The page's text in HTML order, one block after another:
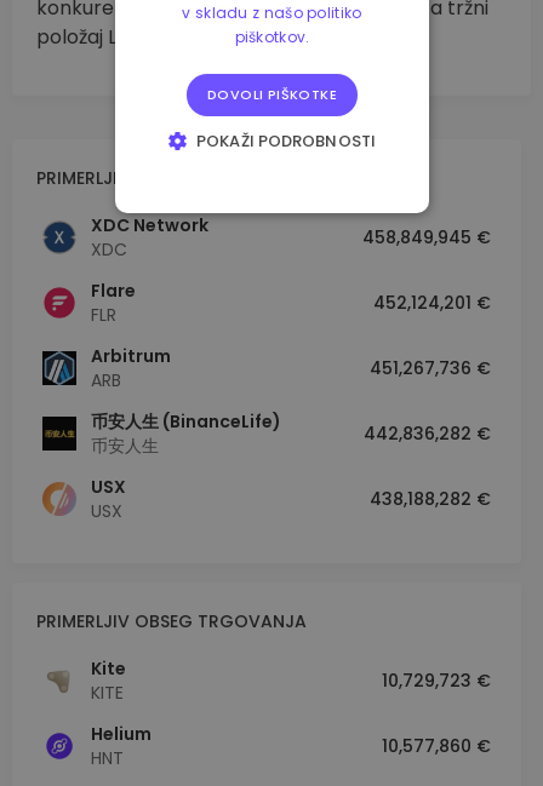
konkurentov lahko predstavlja tveganje za tržni
položaj Linea.
PRIMERLJIVA TRŽNA KAPITALIZACIJA
XDC Network
XDC
458,849,945 €
Flare
FLR
452,124,201 €
Arbitrum
ARB
451,267,736 €
币安人生 (BinanceLife)
币安人生
442,836,282 €
USX
USX
438,188,282 €
PRIMERLJIV OBSEG TRGOVANJA
Kite
KITE
10,729,723 €
Helium
HNT
10,577,860 €
v skladu z našo politiko
piškotkov.
DOVOLI PIŠKOTKE
POKAŽI PODROBNOSTI
IZVEDBENI